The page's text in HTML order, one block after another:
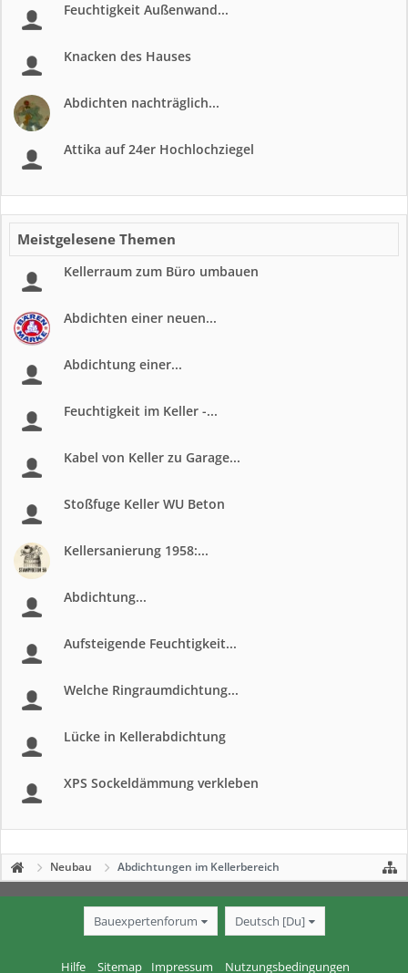
Feuchtigkeit Außenwand...
Knacken des Hauses
Abdichten nachträglich...
Attika auf 24er Hochlochziegel
Meistgelesene Themen
Kellerraum zum Büro umbauen
Abdichten einer neuen...
Abdichtung einer...
Feuchtigkeit im Keller -...
Kabel von Keller zu Garage...
Stoßfuge Keller WU Beton
Kellersanierung 1958:...
Abdichtung...
Aufsteigende Feuchtigkeit...
Welche Ringraumdichtung...
Lücke in Kellerabdichtung
XPS Sockeldämmung verkleben
Neubau Abdichtungen im Kellerbereich
Bauexpertenforum Deutsch [Du]
Hilfe Sitemap Impressum Nutzungsbedingungen